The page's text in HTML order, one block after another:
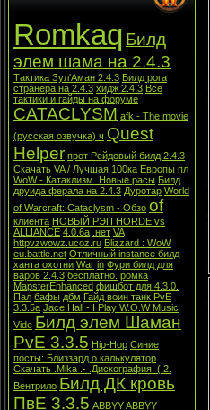
Romkaq Билд
элем шама на 2.4.3
Тактика Зул'Аман 2.4.3 Билд рога
странера на 2.4.3 хидж 2.4.3 Все
тактики и гайды на форуме
CATACLYSM afk - The movie
(русская озвучка) ч Quest
Helper прот Рейдовый билд 2.4.3
Скачать VA / Лучшая 100ка Европы пл
WoW - Катаклизм. Новые расы Билд
друида ферала на 2.4.3 Дуротар World
of Warcraft: Cataclysm - Обзо of
клиента НОВЫЙ РЭП HORDE vs
ALLIANCE 4.0.6а .нет VA
httpvzwowz.ucoz.ru Blizzard : WoW
eu.battle.net Отличный instance билд
ханта охотни War in Фури билд для
варов 2.4.3 бесплатно. ромка
MapsterEnhanced фишбот для 4.3.0.
Пал бафы дбм Гайд воин танк PvE
3.3.5a Jace Hall - I Play W.O.W Music
Vide Билд элем Шаман
PvE 3.3.5 Hip-Hop Синие
посты: Близзард о калькулятор
Скачать .Mika .- .Дискография. (.2.
Вентрило Билд ДК кровь
ПвЕ 3.3.5 ABBYYABBYY